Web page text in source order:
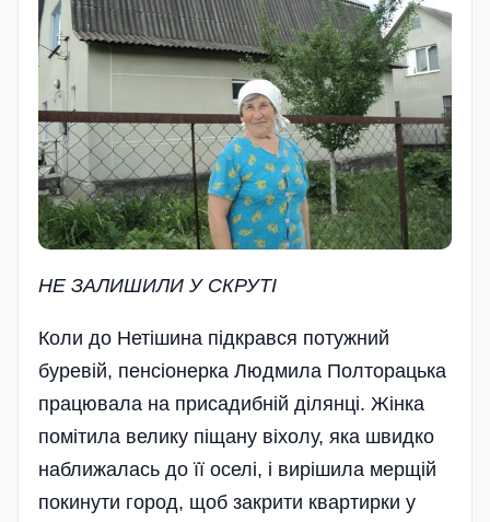
НЕ ЗАЛИШИЛИ У СКРУТІ
Коли до Нетішина підкрався потужний
буревій, пенсіонерка Людмила Полторацька
працювала на присадибній ділянці. Жінка
помітила велику піщану віхолу, яка швидко
наближалась до її оселі, і вирішила мерщій
покинути город, щоб закрити квартирки у